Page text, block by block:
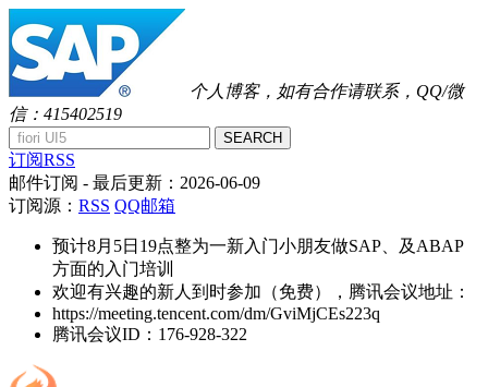
个人博客，如有合作请联系，QQ/微
信：415402519
SEARCH
订阅RSS
邮件订阅 - 最后更新： 2026-06-09
订阅源： RSS QQ邮箱
预计8月5日19点整为一新入门小朋友做SAP、及ABAP
方面的入门培训
欢迎有兴趣的新人到时参加（免费），腾讯会议地址：
https://meeting.tencent.com/dm/GviMjCEs223q
腾讯会议ID：176-928-322